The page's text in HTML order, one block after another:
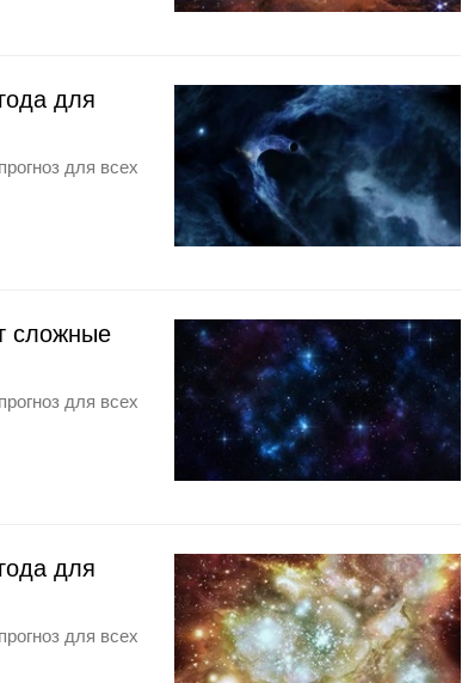
для
для всех
сложные
для всех
для
для всех